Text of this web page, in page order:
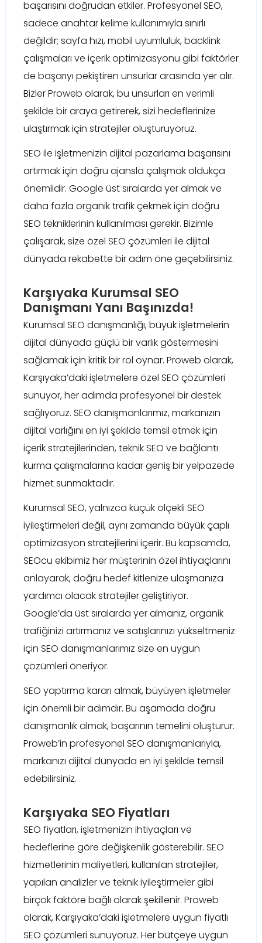
başarısını doğrudan etkiler. Profesyonel SEO,
sadece anahtar kelime kullanımıyla sınırlı
değildir; sayfa hızı, mobil uyumluluk, backlink
çalışmaları ve içerik optimizasyonu gibi faktörler
de başarıyı pekiştiren unsurlar arasında yer alır.
Bizler Proweb olarak, bu unsurları en verimli
şekilde bir araya getirerek, sizi hedeflerinize
ulaştırmak için stratejiler oluşturuyoruz.
SEO ile işletmenizin dijital pazarlama başarısını
artırmak için doğru ajansla çalışmak oldukça
önemlidir. Google üst sıralarda yer almak ve
daha fazla organik trafik çekmek için doğru
SEO tekniklerinin kullanılması gerekir. Bizimle
çalışarak, size özel SEO çözümleri ile dijital
dünyada rekabette bir adım öne geçebilirsiniz.
Karşıyaka Kurumsal SEO
Danışmanı Yanı Başınızda!
Kurumsal SEO danışmanlığı, büyük işletmelerin
dijital dünyada güçlü bir varlık göstermesini
sağlamak için kritik bir rol oynar. Proweb olarak,
Karşıyaka’daki işletmelere özel SEO çözümleri
sunuyor, her adımda profesyonel bir destek
sağlıyoruz. SEO danışmanlarımız, markanızın
dijital varlığını en iyi şekilde temsil etmek için
içerik stratejilerinden, teknik SEO ve bağlantı
kurma çalışmalarına kadar geniş bir yelpazede
hizmet sunmaktadır.
Kurumsal SEO, yalnızca küçük ölçekli SEO
iyileştirmeleri değil, aynı zamanda büyük çaplı
optimizasyon stratejilerini içerir. Bu kapsamda,
SEOcu ekibimiz her müşterinin özel ihtiyaçlarını
anlayarak, doğru hedef kitlenize ulaşmanıza
yardımcı olacak stratejiler geliştiriyor.
Google’da üst sıralarda yer almanız, organik
trafiğinizi artırmanız ve satışlarınızı yükseltmeniz
için SEO danışmanlarımız size en uygun
çözümleri öneriyor.
SEO yaptırma kararı almak, büyüyen işletmeler
için önemli bir adımdır. Bu aşamada doğru
danışmanlık almak, başarının temelini oluşturur.
Proweb’in profesyonel SEO danışmanlarıyla,
markanızı dijital dünyada en iyi şekilde temsil
edebilirsiniz.
Karşıyaka SEO Fiyatları
SEO fiyatları, işletmenizin ihtiyaçları ve
hedeflerine göre değişkenlik gösterebilir. SEO
hizmetlerinin maliyetleri, kullanılan stratejiler,
yapılan analizler ve teknik iyileştirmeler gibi
birçok faktöre bağlı olarak şekillenir. Proweb
olarak, Karşıyaka’daki işletmelere uygun fiyatlı
SEO çözümleri sunuyoruz. Her bütçeye uygun